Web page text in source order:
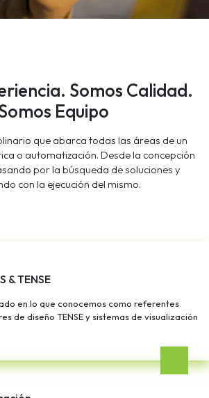
Somos Calidad.
Equipo
que abarca todas las áreas de un
o automatización. Desde la concepción
por la búsqueda de soluciones y
con la ejecución del mismo.
& TENSE
en lo que conocemos como referentes
de diseño TENSE y sistemas de visualización